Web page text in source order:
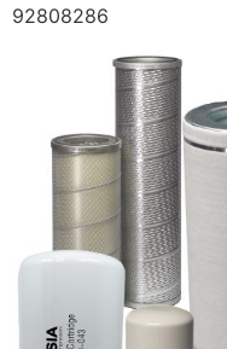
92808286